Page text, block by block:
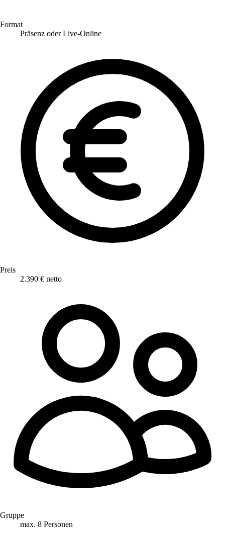
Format
Präsenz oder Live-Online
Preis
2.390 € netto
Gruppe
max. 8 Personen